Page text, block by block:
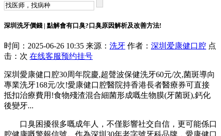
深圳洗牙價錢 | 點解會有口臭?口臭原因解析及改善方法!
时间：2025-06-26 10:35 来源： 洗牙 作者： 深圳爱康健口腔 点
击： 次 在线客服预约挂号
深圳愛康健口腔30周年院慶,超聲波保健洗牙60元/次,菌斑導向
專業洗牙168元/次!愛康健口腔醫院持香港長者醫療券可直接
抵扣治療費用!食物殘渣混合細菌形成嘅生物膜(牙菌斑),鈣化
後變牙...
‌口臭困擾很多嘅成年人‌，不僅影響社交自信，更可能係口